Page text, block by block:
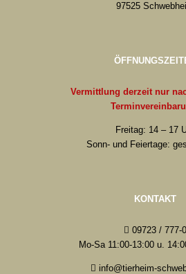
97525
Vermittlung derzeit nur
Freitag: 14 – 17
Sonn- und Feiertage:
KONTAKT
09723 / 777-0
Mo-Sa 11:00-13:00 u.
info@tierheim-